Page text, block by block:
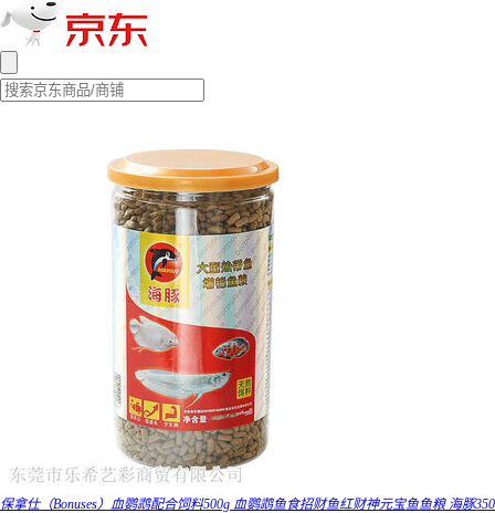
保拿仕（Bonuses）血鹦鹉配合饲料500g 血鹦鹉鱼食招财鱼红财神元宝鱼鱼粮 海豚350